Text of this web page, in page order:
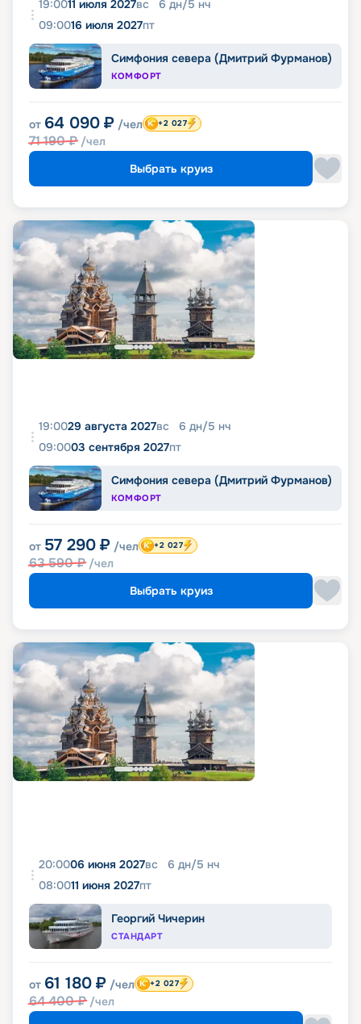
19:0011 июля 2027вс 6 дн/5 нч
09:0016 июля 2027пт
Симфония севера (Дмитрий Фурманов)
КОМФОРТ
от 64 090 ₽ /чел
71 190₽ /чел
+2 027
Выбрать круиз
19:0029 августа 2027вс 6 дн/5 нч
09:0003 сентября 2027пт
Симфония севера (Дмитрий Фурманов)
КОМФОРТ
от 57 290 ₽ /чел
63 590₽ /чел
+2 027
Выбрать круиз
20:0006 июня 2027вс 6 дн/5 нч
08:0011 июня 2027пт
Георгий Чичерин
СТАНДАРТ
от 61 180 ₽ /чел
64 400₽ /чел
+2 027